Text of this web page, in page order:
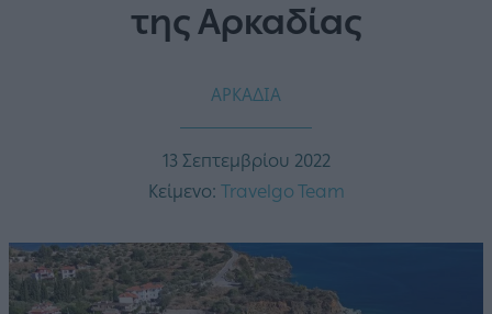
της Αρκαδίας
ΑΡΚΑΔΙΑ
13 Σεπτεμβρίου 2022
Κείμενο: Travelgo Team